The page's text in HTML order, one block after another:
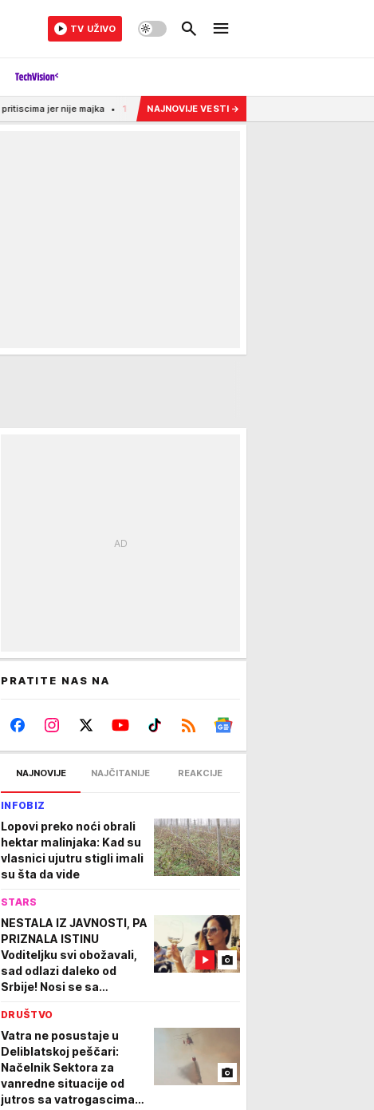
TV UŽIVO
14:56 Vatra ne posustaje u Deliblatskoj peščari: Načelnik Sektora za
NAJNOVIJE VESTI →
PRATITE NAS NA
NAJNOVIJE NAJČITANIJE REAKCIJE
INFOBIZ
Lopovi preko noći obrali
hektar malinjaka: Kad su
vlasnici ujutru stigli imali
su šta da vide
STARS
NESTALA IZ JAVNOSTI, PA
PRIZNALA ISTINU
Voditeljku svi obožavali,
sad odlazi daleko od
Srbije! Nosi se sa
DRUŠTVO
Vatra ne posustaje u
Deliblatskoj peščari:
Načelnik Sektora za
vanredne situacije od
jutros sa vatrogascima